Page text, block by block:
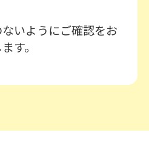
いようにご確認をお
す。